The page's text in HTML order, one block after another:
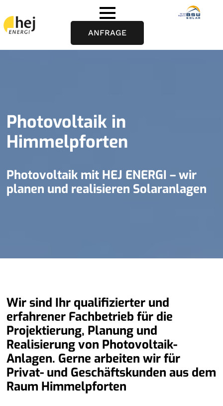
ANFRAGE
Photovoltaik in
Himmelpforten
Photovoltaik mit HEJ ENERGI – wir
planen und realisieren Solaranlagen
Wir sind Ihr qualifizierter und
erfahrener Fachbetrieb für die
Projektierung, Planung und
Realisierung von Photovoltaik-
Anlagen. Gerne arbeiten wir für
Privat- und Geschäftskunden aus dem
Raum Himmelpforten